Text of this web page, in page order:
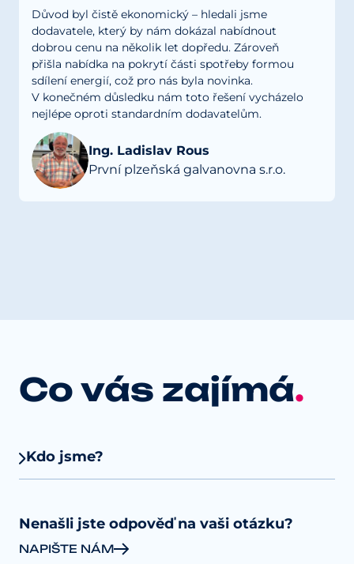
Důvod byl čistě ekonomický – hledali jsme
dodavatele, který by nám dokázal nabídnout
dobrou cenu na několik let dopředu. Zároveň
přišla nabídka na pokrytí části spotřeby formou
sdílení energií, což pro nás byla novinka.
V konečném důsledku nám toto řešení vycházelo
nejlépe oproti standardním dodavatelům.
Ing. Ladislav Rous
První plzeňská galvanovna s.r.o.
Co vás zajímá.
Kdo jsme?
Spojujeme domácnosti, firmy, ale také obce, města a
jejich organizace k dosažení lepšího vyjednávacího
postavení na energetickém trhu s cílem získat
Nenašli jste odpověď na vaši otázku?
NAPIŠTE NÁM